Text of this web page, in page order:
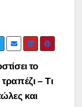
το
– Τι
και